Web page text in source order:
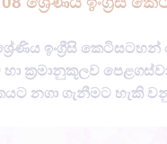
ඉංග්‍රීසි
හා ක්‍රමානුකූලව
නගා ගැනීමට හැකි